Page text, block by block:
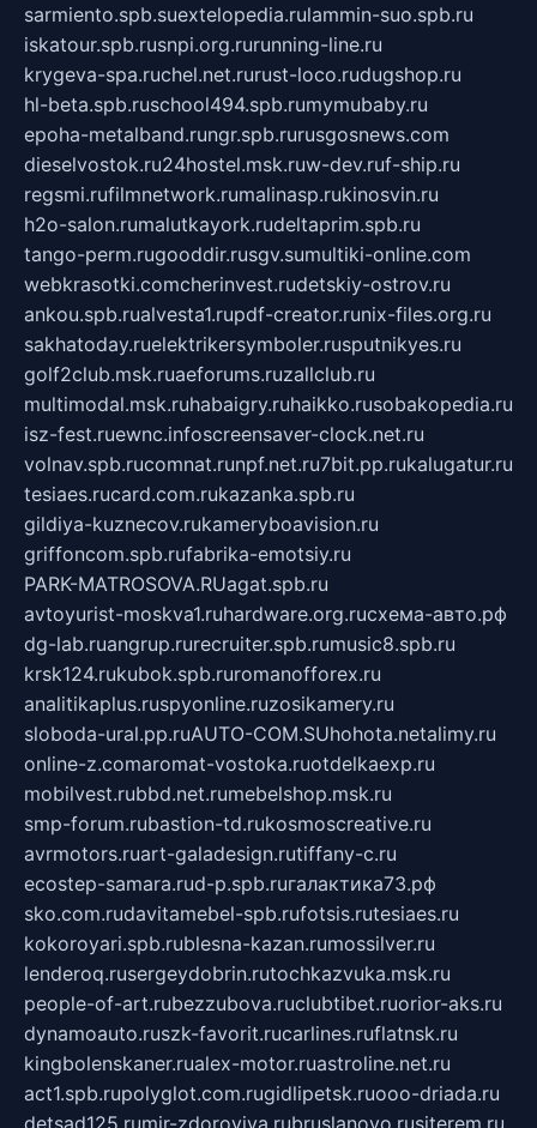
sarmiento.spb.suextelopedia.rulammin-suo.spb.ru
iskatour.spb.rusnpi.org.rurunning-line.ru
krygeva-spa.ruchel.net.rurust-loco.rudugshop.ru
hl-beta.spb.ruschool494.spb.rumymubaby.ru
epoha-metalband.rungr.spb.rurusgosnews.com
dieselvostok.ru24hostel.msk.ruw-dev.ruf-ship.ru
regsmi.rufilmnetwork.rumalinasp.rukinosvin.ru
h2o-salon.rumalutkayork.rudeltaprim.spb.ru
tango-perm.rugooddir.rusgv.sumultiki-online.com
webkrasotki.comcherinvest.rudetskiy-ostrov.ru
ankou.spb.rualvesta1.rupdf-creator.runix-files.org.ru
sakhatoday.ruelektrikersymboler.rusputnikyes.ru
golf2club.msk.ruaeforums.ruzallclub.ru
multimodal.msk.ruhabaigry.ruhaikko.rusobakopedia.ru
isz-fest.ruewnc.infoscreensaver-clock.net.ru
volnav.spb.rucomnat.runpf.net.ru7bit.pp.rukalugatur.ru
tesiaes.rucard.com.rukazanka.spb.ru
gildiya-kuznecov.rukameryboavision.ru
griffoncom.spb.rufabrika-emotsiy.ru
PARK-MATROSOVA.RUagat.spb.ru
avtoyurist-moskva1.ruhardware.org.ruсхема-авто.рф
dg-lab.ruangrup.rurecruiter.spb.rumusic8.spb.ru
krsk124.rukubok.spb.ruromanofforex.ru
analitikaplus.ruspyonline.ruzosikamery.ru
sloboda-ural.pp.ruAUTO-COM.SUhohota.netalimy.ru
online-z.comaromat-vostoka.ruotdelkaexp.ru
mobilvest.rubbd.net.rumebelshop.msk.ru
smp-forum.rubastion-td.rukosmoscreative.ru
avrmotors.ruart-galadesign.rutiffany-c.ru
ecostep-samara.rud-p.spb.ruгалактика73.рф
sko.com.rudavitamebel-spb.rufotsis.rutesiaes.ru
kokoroyari.spb.rublesna-kazan.rumossilver.ru
lenderoq.rusergeydobrin.rutochkazvuka.msk.ru
people-of-art.rubezzubova.ruclubtibet.ruorior-aks.ru
dynamoauto.ruszk-favorit.rucarlines.ruflatnsk.ru
kingbolenskaner.rualex-motor.ruastroline.net.ru
act1.spb.rupolyglot.com.rugidlipetsk.ruooo-driada.ru
detsad125.rumir-zdoroviya.rubruslanovo.rusiterem.ru